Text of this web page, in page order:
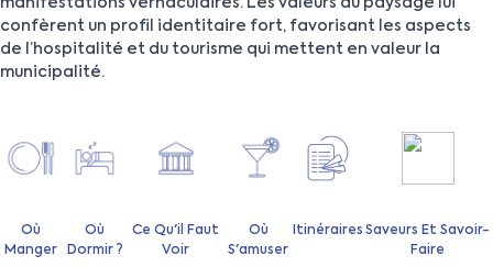
confèrent un profil identitaire fort, favorisant les aspects
de l’hospitalité et du tourisme qui mettent en valeur la
municipalité.
Où
Manger
Où
Dormir ?
Ce Qu'il Faut
Voir
Où
S'amuser
Itinéraires Saveurs Et Savoir-
Faire